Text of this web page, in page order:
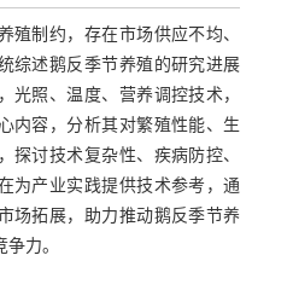
殖制约，存在市场供应不均、
综述鹅反季节养殖的研究进展
光照、温度、营养调控技术，
内容，分析其对繁殖性能、生
探讨技术复杂性、疾病防控、
为产业实践提供技术参考，通
场拓展，助力推动鹅反季节养
力。